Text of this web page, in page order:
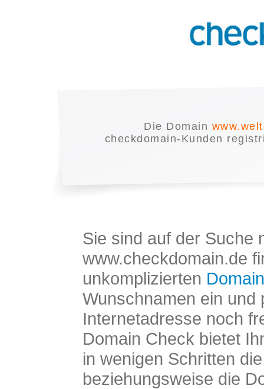
Die Domain
checkdomain-Kunden
Sie sind auf der Suche
www.checkdomain.de
unkomplizierten
Wunschnamen ein und
Internetadresse noch
Domain Check bietet
in wenigen Schritten
beziehungsweise die